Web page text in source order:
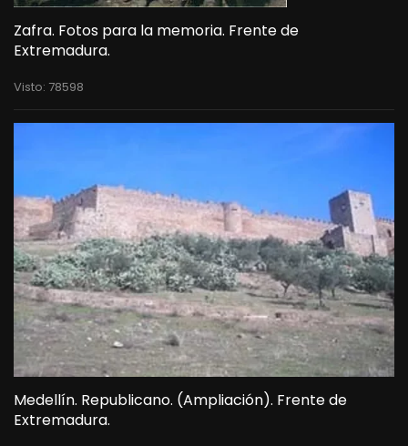
Zafra. Fotos para la memoria. Frente de
Extremadura.
Visto: 78598
Medellín. Republicano. (Ampliación). Frente de
Extremadura.